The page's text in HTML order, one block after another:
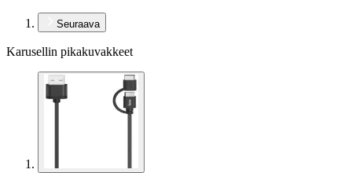
Seuraava
Karusellin pikakuvakkeet